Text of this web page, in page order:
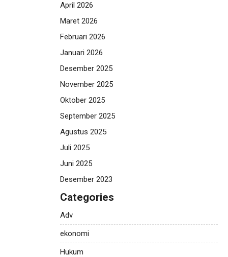
April 2026
Maret 2026
Februari 2026
Januari 2026
Desember 2025
November 2025
Oktober 2025
September 2025
Agustus 2025
Juli 2025
Juni 2025
Desember 2023
Categories
Adv
ekonomi
Hukum